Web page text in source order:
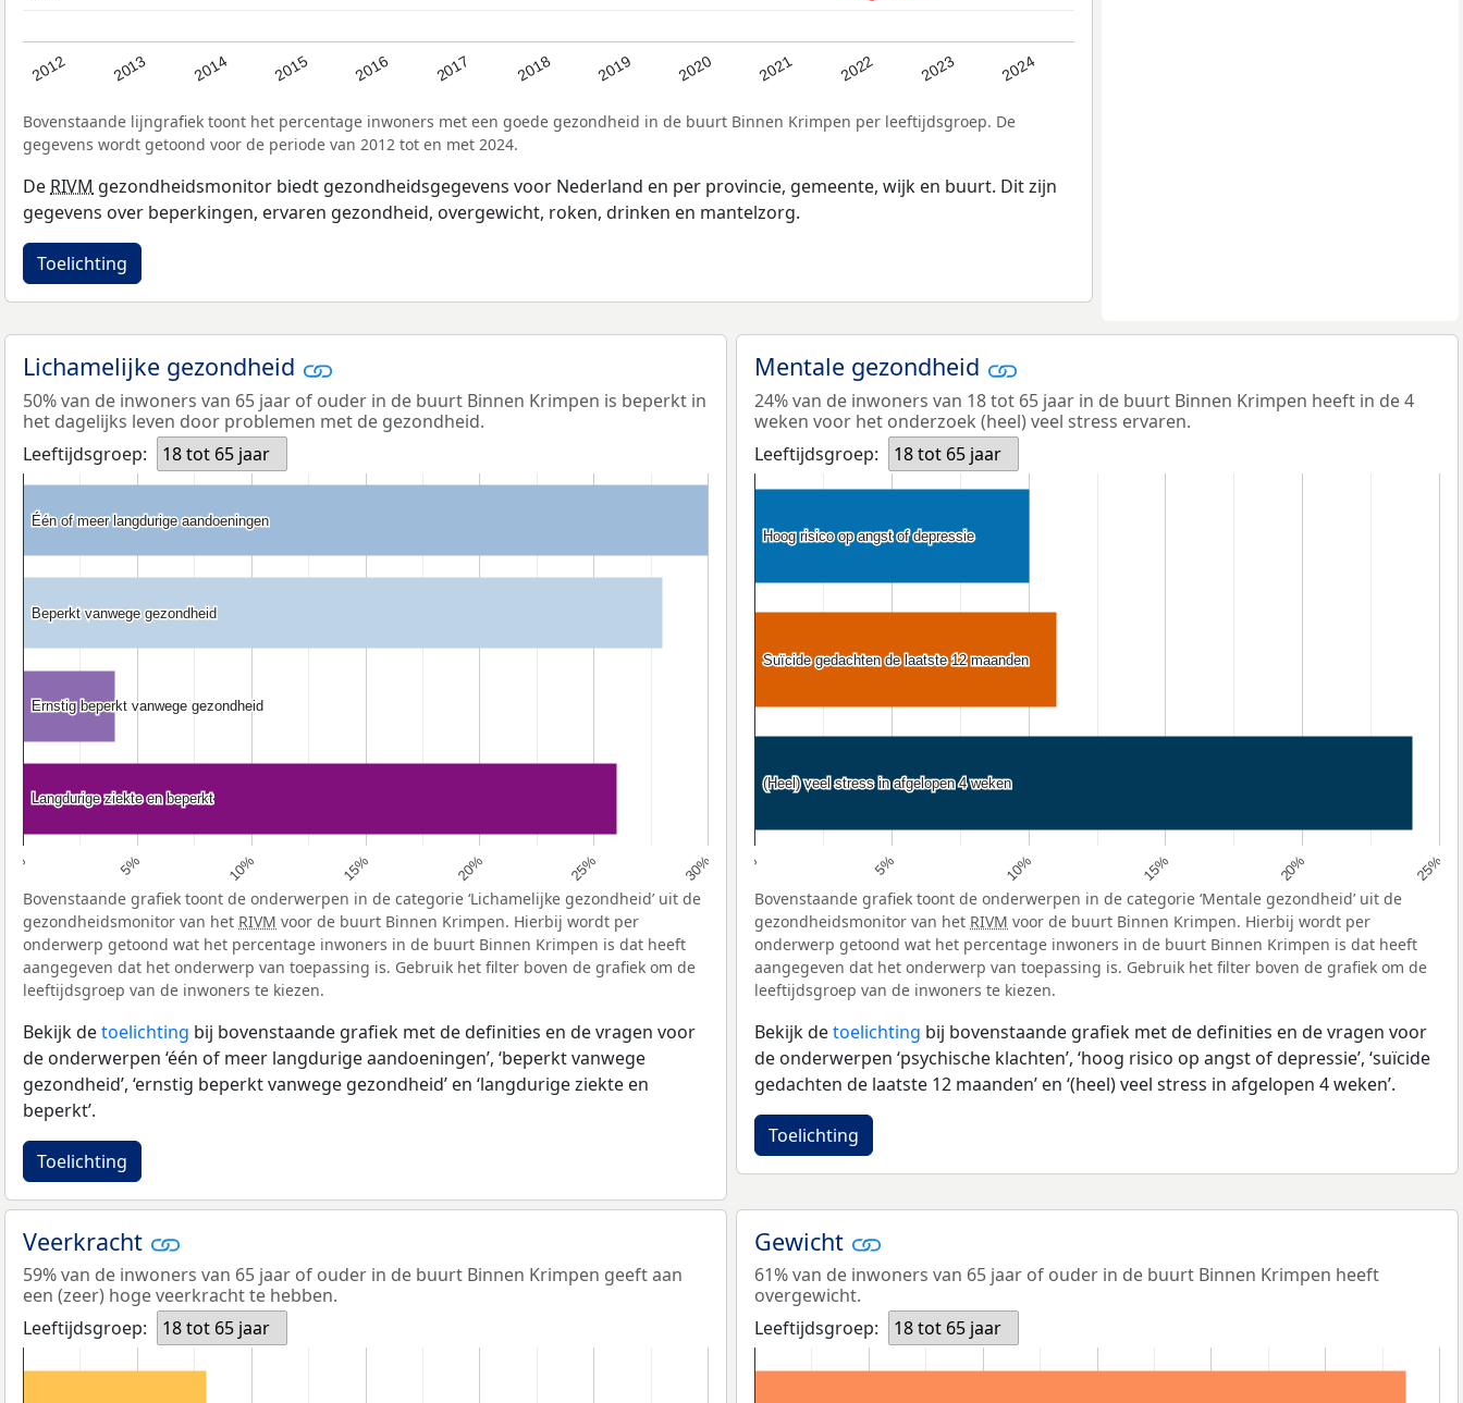
2012 2013 2014 2015 2016 2017 2018 2019 2020 2021 2022 2023 2024
Bovenstaande lijngrafiek toont het percentage inwoners met een goede gezondheid in de buurt Binnen Krimpen per leeftijdsgroep. De
gegevens wordt getoond voor de periode van 2012 tot en met 2024.
De RIVM gezondheidsmonitor biedt gezondheidsgegevens voor Nederland en per provincie, gemeente, wijk en buurt. Dit zijn
gegevens over beperkingen, ervaren gezondheid, overgewicht, roken, drinken en mantelzorg.
Toelichting
Lichamelijke gezondheid
50% van de inwoners van 65 jaar of ouder in de buurt Binnen Krimpen is beperkt in
het dagelijks leven door problemen met de gezondheid.
Leeftijdsgroep:
18 tot 65 jaar
0% 5% 10% 15% 20% 25% 30%
Één of meer langdurige aandoeningen
Één of meer langdurige aandoeningen
Beperkt vanwege gezondheid
Beperkt vanwege gezondheid
Ernstig beperkt vanwege gezondheid
Ernstig beperkt vanwege gezondheid
Langdurige ziekte en beperkt
Langdurige ziekte en beperkt
Bovenstaande grafiek toont de onderwerpen in de categorie ‘Lichamelijke gezondheid’ uit de
gezondheidsmonitor van het RIVM voor de buurt Binnen Krimpen. Hierbij wordt per
onderwerp getoond wat het percentage inwoners in de buurt Binnen Krimpen is dat heeft
aangegeven dat het onderwerp van toepassing is. Gebruik het filter boven de grafiek om de
leeftijdsgroep van de inwoners te kiezen.
Bekijk detoelichting bij bovenstaande grafiek met de definities en de vragen voor
de onderwerpen ‘één of meer langdurige aandoeningen’, ‘beperkt vanwege
gezondheid’, ‘ernstig beperkt vanwege gezondheid’ en ‘langdurige ziekte en
beperkt’.
Toelichting
Mentale gezondheid
24% van de inwoners van 18 tot 65 jaar in de buurt Binnen Krimpen heeft in de 4
weken voor het onderzoek (heel) veel stress ervaren.
Leeftijdsgroep:
18 tot 65 jaar
0% 5% 10% 15% 20% 25%
Hoog risico op angst of depressie
Hoog risico op angst of depressie
Suïcide gedachten de laatste 12 maanden
Suïcide gedachten de laatste 12 maanden
(Heel) veel stress in afgelopen 4 weken
(Heel) veel stress in afgelopen 4 weken
Bovenstaande grafiek toont de onderwerpen in de categorie ‘Mentale gezondheid’ uit de
gezondheidsmonitor van het RIVM voor de buurt Binnen Krimpen. Hierbij wordt per
onderwerp getoond wat het percentage inwoners in de buurt Binnen Krimpen is dat heeft
aangegeven dat het onderwerp van toepassing is. Gebruik het filter boven de grafiek om de
leeftijdsgroep van de inwoners te kiezen.
Bekijk detoelichting bij bovenstaande grafiek met de definities en de vragen voor
de onderwerpen ‘psychische klachten’, ‘hoog risico op angst of depressie’, ‘suïcide
gedachten de laatste 12 maanden’ en ‘(heel) veel stress in afgelopen 4 weken’.
Toelichting
Veerkracht
59% van de inwoners van 65 jaar of ouder in de buurt Binnen Krimpen geeft aan
een (zeer) hoge veerkracht te hebben.
Leeftijdsgroep:
18 tot 65 jaar
Gewicht
61% van de inwoners van 65 jaar of ouder in de buurt Binnen Krimpen heeft
overgewicht.
Leeftijdsgroep:
18 tot 65 jaar